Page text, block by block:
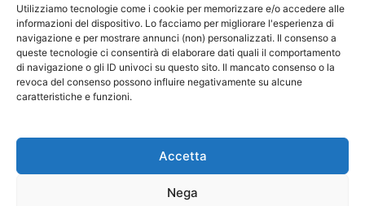
Utilizziamo tecnologie come i cookie per memorizzare e/o accedere alle
informazioni del dispositivo. Lo facciamo per migliorare l'esperienza di
navigazione e per mostrare annunci (non) personalizzati. Il consenso a
queste tecnologie ci consentirà di elaborare dati quali il comportamento
di navigazione o gli ID univoci su questo sito. Il mancato consenso o la
revoca del consenso possono influire negativamente su alcune
caratteristiche e funzioni.
Accetta
Nega
informazioni riportate. Continuando ad accedere o
a usare questo sito o ogni servizio disponibile
questo sito, dichiari di accettare termini e condizioni
previste. © RisparmiOggi
Contattaci:
Disclaimer / Avviso sui rischi